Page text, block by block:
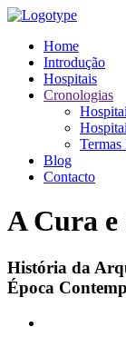
Home
Introdução
Hospitais
Cronologias
Termas
Blog
Contacto
A Cura
História da
Época